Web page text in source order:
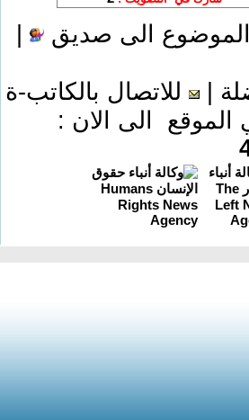
الى صديق
للاتصال بالكاتب-ة
الى الان :